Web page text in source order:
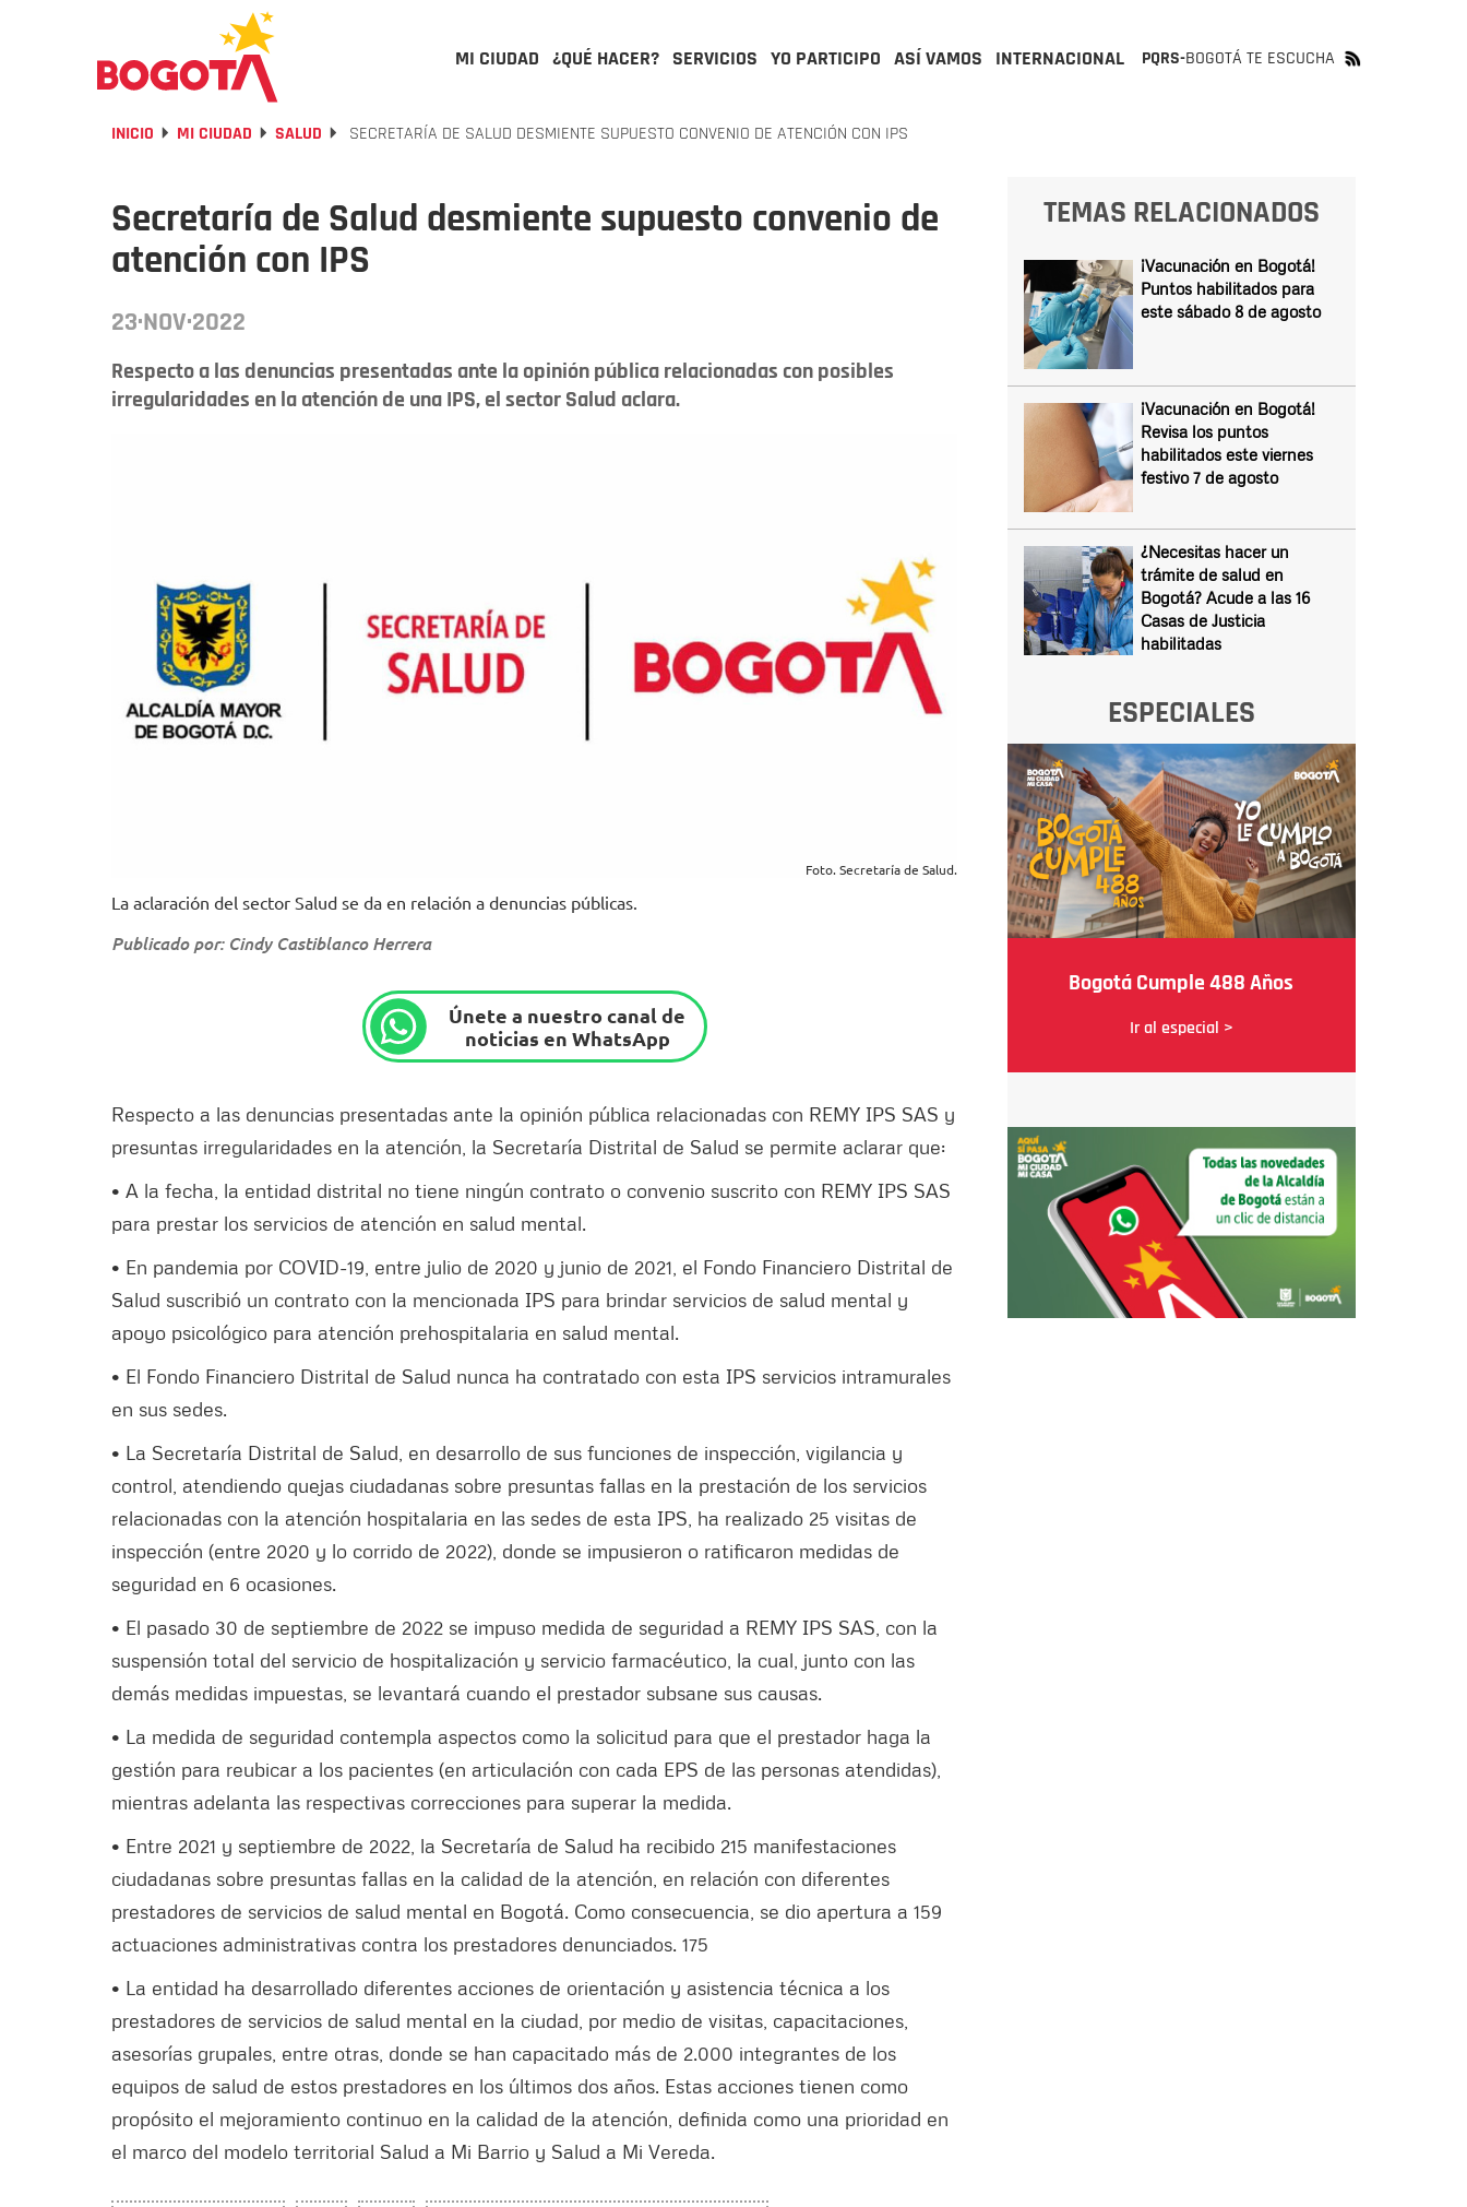
MI CIUDAD ¿QUÉ HACER? SERVICIOS YO PARTICIPO ASÍ VAMOS INTERNACIONAL PQRS-BOGOTÁ TE ESCUCHA
INICIO MI CIUDAD SALUD SECRETARÍA DE SALUD DESMIENTE SUPUESTO CONVENIO DE ATENCIÓN CON IPS
Secretaría de Salud desmiente supuesto convenio de
atención con IPS
23·NOV·2022
Respecto a las denuncias presentadas ante la opinión pública relacionadas con posibles
irregularidades en la atención de una IPS, el sector Salud aclara.
Foto. Secretaría de Salud.
La aclaración del sector Salud se da en relación a denuncias públicas.
Publicado por: Cindy Castiblanco Herrera
Únete a nuestro canal de
noticias en WhatsApp
Respecto a las denuncias presentadas ante la opinión pública relacionadas con REMY IPS SAS y
presuntas irregularidades en la atención, la Secretaría Distrital de Salud se permite aclarar que:
• A la fecha, la entidad distrital no tiene ningún contrato o convenio suscrito con REMY IPS SAS
para prestar los servicios de atención en salud mental.
• En pandemia por COVID-19, entre julio de 2020 y junio de 2021, el Fondo Financiero Distrital de
Salud suscribió un contrato con la mencionada IPS para brindar servicios de salud mental y
apoyo psicológico para atención prehospitalaria en salud mental.
• El Fondo Financiero Distrital de Salud nunca ha contratado con esta IPS servicios intramurales
en sus sedes.
• La Secretaría Distrital de Salud, en desarrollo de sus funciones de inspección, vigilancia y
control, atendiendo quejas ciudadanas sobre presuntas fallas en la prestación de los servicios
relacionadas con la atención hospitalaria en las sedes de esta IPS, ha realizado 25 visitas de
inspección (entre 2020 y lo corrido de 2022), donde se impusieron o ratificaron medidas de
seguridad en 6 ocasiones.
• El pasado 30 de septiembre de 2022 se impuso medida de seguridad a REMY IPS SAS, con la
suspensión total del servicio de hospitalización y servicio farmacéutico, la cual, junto con las
demás medidas impuestas, se levantará cuando el prestador subsane sus causas.
• La medida de seguridad contempla aspectos como la solicitud para que el prestador haga la
gestión para reubicar a los pacientes (en articulación con cada EPS de las personas atendidas),
mientras adelanta las respectivas correcciones para superar la medida.
• Entre 2021 y septiembre de 2022, la Secretaría de Salud ha recibido 215 manifestaciones
ciudadanas sobre presuntas fallas en la calidad de la atención, en relación con diferentes
prestadores de servicios de salud mental en Bogotá. Como consecuencia, se dio apertura a 159
actuaciones administrativas contra los prestadores denunciados. 175
• La entidad ha desarrollado diferentes acciones de orientación y asistencia técnica a los
prestadores de servicios de salud mental en la ciudad, por medio de visitas, capacitaciones,
asesorías grupales, entre otras, donde se han capacitado más de 2.000 integrantes de los
equipos de salud de estos prestadores en los últimos dos años. Estas acciones tienen como
propósito el mejoramiento continuo en la calidad de la atención, definida como una prioridad en
el marco del modelo territorial Salud a Mi Barrio y Salud a Mi Vereda.
TEMAS RELACIONADOS
¡Vacunación en Bogotá!
Puntos habilitados para
este sábado 8 de agosto
¡Vacunación en Bogotá!
Revisa los puntos
habilitados este viernes
festivo 7 de agosto
¿Necesitas hacer un
trámite de salud en
Bogotá? Acude a las 16
Casas de Justicia
habilitadas
ESPECIALES
Bogotá Cumple 488 Años
Ir al especial >